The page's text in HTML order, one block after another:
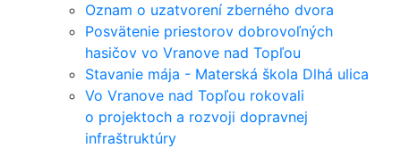
Oznam o uzatvorení zberného dvora
Posvätenie priestorov dobrovoľných
hasičov vo Vranove nad Topľou
Stavanie mája - Materská škola Dlhá ulica
Vo Vranove nad Topľou rokovali
o projektoch a rozvoji dopravnej
infraštruktúry